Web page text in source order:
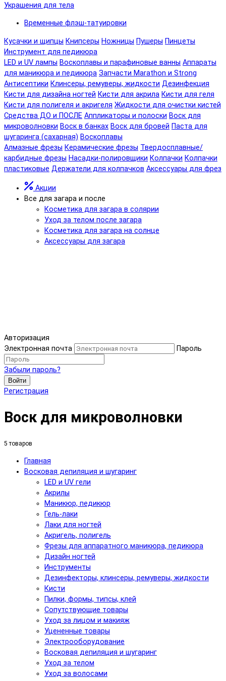
Украшения для тела
Временные флэш-татуировки
Кусачки и щипцы Книпсеры Ножницы Пушеры Пинцеты
Инструмент для педикюра
LED и UV лампы Воскоплавы и парафиновые ванны Аппараты
для маникюра и педикюра Запчасти Marathon и Strong
Антисептики Клинсеры, ремуверы, жидкости Дезинфекция
Кисти для дизайна ногтей Кисти для акрила Кисти для геля
Кисти для полигеля и акригеля Жидкости для очистки кистей
Средства ДО и ПОСЛЕ Аппликаторы и полоски Воск для
микроволновки Воск в банках Воск для бровей Паста для
шугаринга (сахарная) Воскоплавы
Алмазные фрезы Керамические фрезы Твердосплавные/
карбидные фрезы Насадки-полировщики Колпачки Колпачки
пластиковые Держатели для колпачков Аксессуары для фрез
Акции
Все для загара и после
Косметика для загара в солярии
Уход за телом после загара
Косметика для загара на солнце
Аксессуары для загара
Авторизация
Электронная почта
Пароль
Забыли пароль?
Войти
Регистрация
Воск для микроволновки
5 товаров
Главная
Восковая депиляция и шугаринг
LED и UV гели
Акрилы
Маникюр, педикюр
Гель-лаки
Лаки для ногтей
Акригель, полигель
Фрезы для аппаратного маникюра, педикюра
Дизайн ногтей
Инструменты
Дезинфекторы, клинсеры, ремуверы, жидкости
Кисти
Пилки, формы, типсы, клей
Сопутствующие товары
Уход за лицом и макияж
Уцененные товары
Электрооборудование
Восковая депиляция и шугаринг
Уход за телом
Уход за волосами